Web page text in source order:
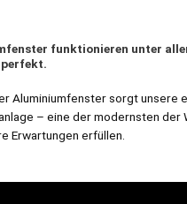
funktionieren unter
Aluminiumfenster sorgt unsere
– eine der modernsten der
Erwartungen erfüllen.